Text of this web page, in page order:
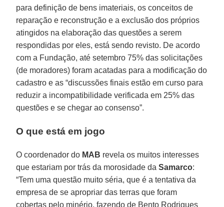
para definição de bens imateriais, os conceitos de
reparação e reconstrução e a exclusão dos próprios
atingidos na elaboração das questões a serem
respondidas por eles, está sendo revisto. De acordo
com a Fundação, até setembro 75% das solicitações
(de moradores) foram acatadas para a modificação do
cadastro e as “discussões finais estão em curso para
reduzir a incompatibilidade verificada em 25% das
questões e se chegar ao consenso”.
O que está em jogo
O coordenador do MAB revela os muitos interesses
que estariam por trás da morosidade daSamarco:
“Tem uma questão muito séria, que é a tentativa da
empresa de se apropriar das terras que foram
cobertas pelo minério, fazendo de Bento Rodrigues